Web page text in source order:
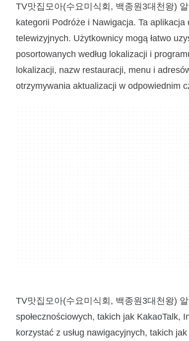
TV맛집모아(수요미식회, 백종원3대천왕)
kategorii Podróże i Nawigacja. Ta
telewizyjnych. Użytkownicy mogą łatwo
posortowanych według lokalizacji i
lokalizacji, nazw restauracji, menu i
otrzymywania aktualizacji w odpowiednim
TV맛집모아(수요미식회, 백종원3대천왕)
społecznościowych, takich jak KakaoTalk,
korzystać z usług nawigacyjnych, takich